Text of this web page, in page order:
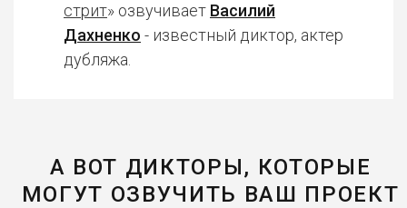
стрит» озвучивает Василий
Дахненко - известный диктор, актер
дубляжа.
А ВОТ ДИКТОРЫ, КОТОРЫЕ
МОГУТ ОЗВУЧИТЬ ВАШ ПРОЕКТ